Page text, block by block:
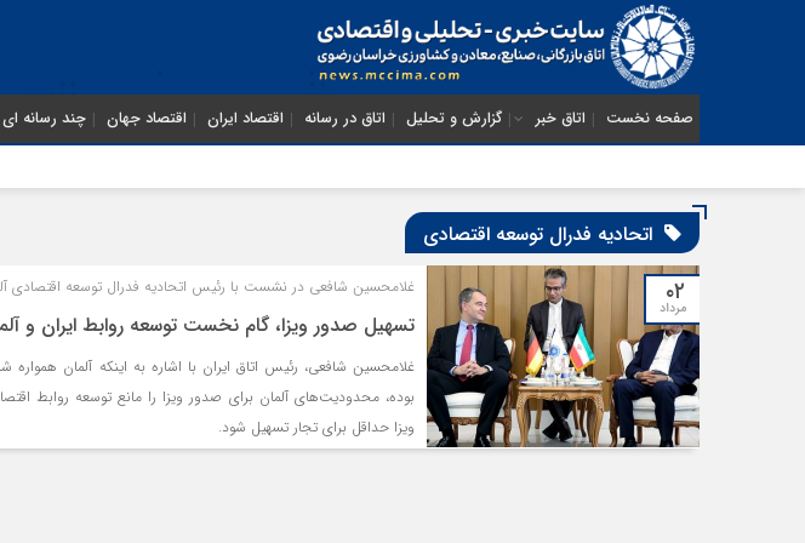
صفحه نخست اتاق خبر گزارش و تحلیل اتاق در رسانه اقتصاد ایران اقتصاد جهان چند رسانه ای
اتحادیه فدرال توسعه اقتصادی
۰۲
مرداد
غلامحسین شافعی در نشست با رئیس اتحادیه فدرال توسعه اقتصادی
تسهیل صدور ویزا، گام نخست توسعه روابط ایران و
غلامحسین شافعی، رئیس اتاق ایران با اشاره به اینکه آلمان
بوده، محدودیت‌های آلمان برای صدور ویزا را مانع توسعه روابط
ویزا حداقل برای تجار تسهیل شود.